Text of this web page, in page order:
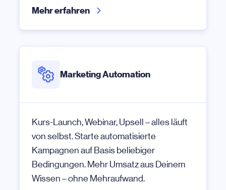
Mehr erfahren
Marketing Automation
Kurs-Launch, Webinar, Upsell – alles läuft
von selbst. Starte automatisierte
Kampagnen auf Basis beliebiger
Bedingungen. Mehr Umsatz aus Deinem
Wissen – ohne Mehraufwand.